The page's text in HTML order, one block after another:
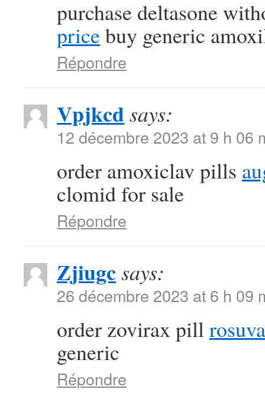
purchase deltasone
price buy generic
Répondre
Vpjkcdsays:
12 décembre 2023 at 9 h 06
order amoxiclav pills
clomid for sale
Répondre
Zjiugcsays:
26 décembre 2023 at 6 h 09
order zovirax pill
generic
Répondre